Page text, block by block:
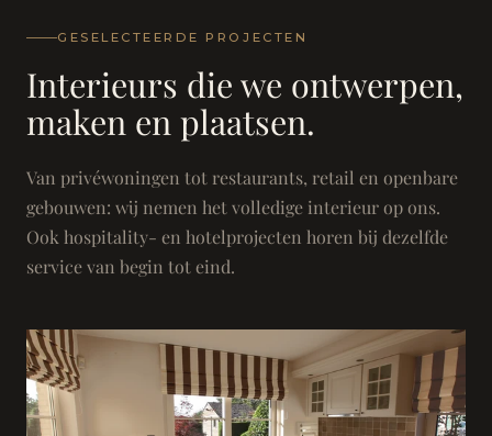
Landhuis - Grimbergen
GESELECTEERDE PROJECTEN
Interieurs die we ontwerpen,
maken en plaatsen.
Van privéwoningen tot restaurants, retail en openbare
gebouwen: wij nemen het volledige interieur op ons.
Ook hospitality- en hotelprojecten horen bij dezelfde
service van begin tot eind.